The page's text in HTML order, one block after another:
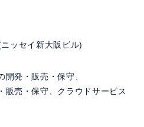
ッセイ新大阪ビル)
発・販売・保守、
販売・保守、クラウドサービス